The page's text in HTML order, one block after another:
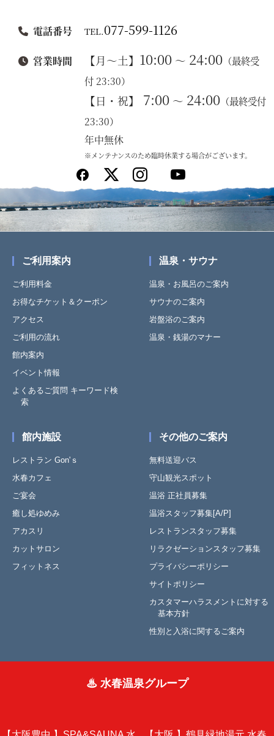
電話番号 TEL.077-599-1126
営業時間 【月～土】 10:00～ 24:00（最終受
付 23:30）
【日・祝】 7:00～ 24:00（最終受付
23:30）
年中無休
※メンテナンスのため臨時休業する場合がございます。
ご利用案内
ご利用料金
お得なチケット＆クーポン
アクセス
ご利用の流れ
館内案内
イベント情報
よくあるご質問 キーワード検
索
温泉・サウナ
温泉・お風呂のご案内
サウナのご案内
岩盤浴のご案内
温泉・銭湯のマナー
館内施設
レストラン Gon'ｓ
水春カフェ
ご宴会
癒し処ゆめみ
アカスリ
カットサロン
フィットネス
その他のご案内
無料送迎バス
守山観光スポット
温浴 正社員募集
温浴スタッフ募集[A/P]
レストランスタッフ募集
リラクゼーションスタッフ募集
プライバシーポリシー
サイトポリシー
カスタマーハラスメントに対する
基本方針
性別と入浴に関するご案内
♨ 水春温泉グループ